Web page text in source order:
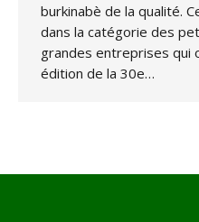
burkinabè de la qualité.
dans la catégorie des
grandes entreprises
édition de la 30e…